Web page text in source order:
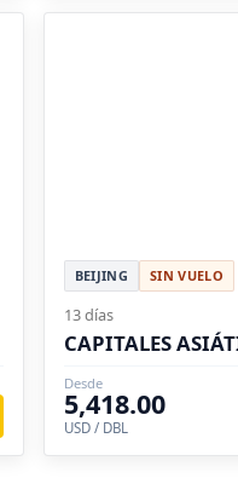
BEIJING SIN VUELO
13 días
CAPITALES
Desde
5,418.00
USD / DBL